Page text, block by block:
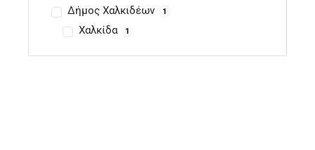
Δήμος Χαλκιδέων 1
Χαλκίδα 1